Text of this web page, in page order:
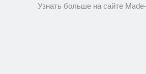
Узнать больше на сайте